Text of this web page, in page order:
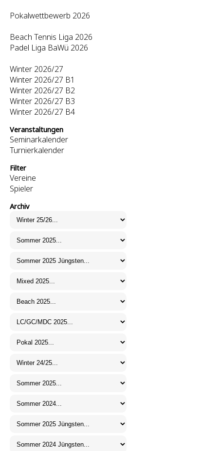
Pokalwettbewerb 2026
Beach Tennis Liga 2026
Padel Liga BaWü 2026
Winter 2026/27
Winter 2026/27 B1
Winter 2026/27 B2
Winter 2026/27 B3
Winter 2026/27 B4
Veranstaltungen
Seminarkalender
Turnierkalender
Filter
Vereine
Spieler
Archiv